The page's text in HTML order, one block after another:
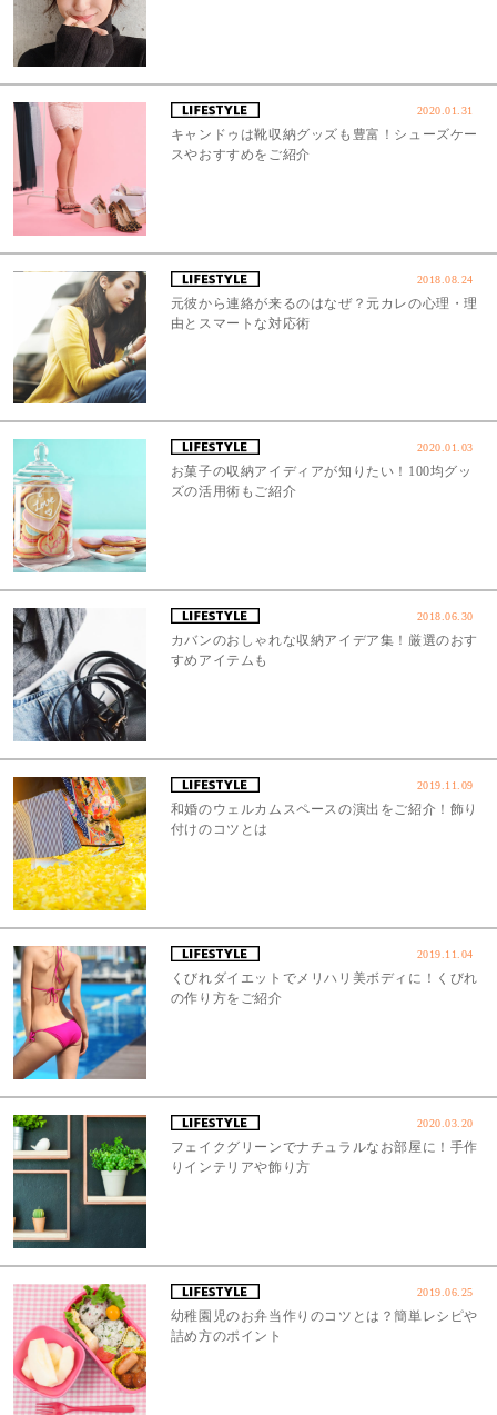
2020.01.31
キャンドゥは靴収納グッズも豊富！シューズケー
スやおすすめをご紹介
2018.08.24
元彼から連絡が来るのはなぜ？元カレの心理・理
由とスマートな対応術
2020.01.03
お菓子の収納アイディアが知りたい！100均グッ
ズの活用術もご紹介
2018.06.30
カバンのおしゃれな収納アイデア集！厳選のおす
すめアイテムも
2019.11.09
和婚のウェルカムスペースの演出をご紹介！飾り
付けのコツとは
2019.11.04
くびれダイエットでメリハリ美ボディに！くびれ
の作り方をご紹介
2020.03.20
フェイクグリーンでナチュラルなお部屋に！手作
りインテリアや飾り方
2019.06.25
幼稚園児のお弁当作りのコツとは？簡単レシピや
詰め方のポイント